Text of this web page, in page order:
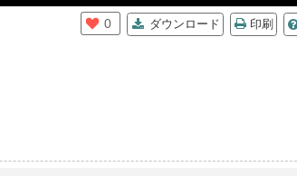
0 ダウンロード 印刷